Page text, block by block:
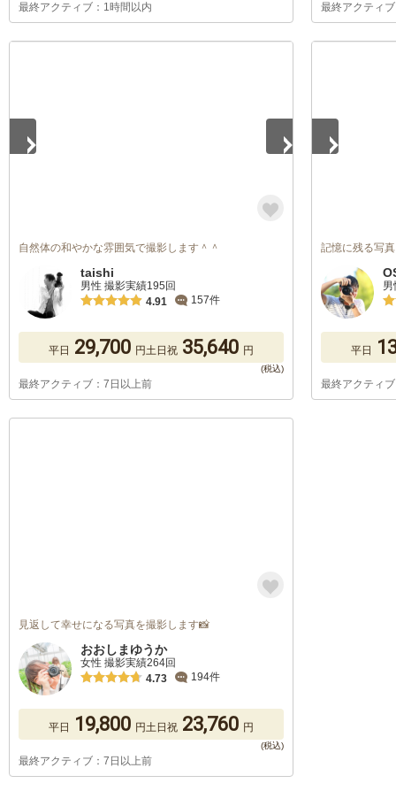
最終アクティブ：1時間以内 最終アクティ
自然体の和やかな雰囲気で撮影します＾＾
taishi
男性 撮影実績195回
4.91
157件
平日 29,700 円土日祝 35,640 円
最終アクティブ：7日以上前
記憶に残る写
平日
最終アクティ
見返して幸せになる写真を撮影します📸
おおしまゆうか
女性 撮影実績264回
4.73
194件
平日 19,800 円土日祝 23,760 円
最終アクティブ：7日以上前